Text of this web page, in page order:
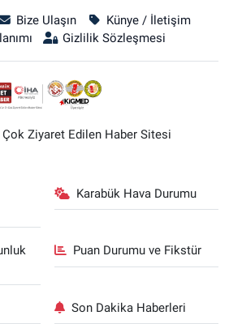
Bize Ulaşın
Künye / İletişim
Gizlilik Sözleşmesi
Çok Ziyaret Edilen Haber Sitesi
Karabük Hava Durumu
Puan Durumu ve Fikstür
Son Dakika Haberleri